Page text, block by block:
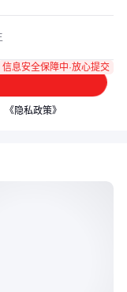
信息安全保障中·放心提交
《隐私政策》